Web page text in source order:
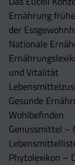
Ernährung
der
Nationale
und Vitalität
Gesunde
Wohlbefinden
Genussmittel –
Phytolexikon –